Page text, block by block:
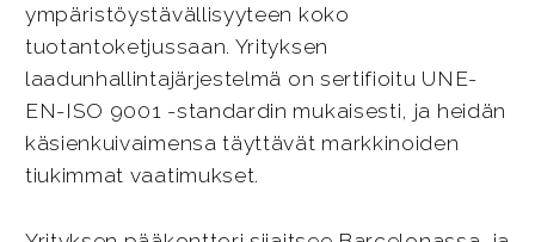
ympäristöystävällisyyteen koko
tuotantoketjussaan. Yrityksen
laadunhallintajärjestelmä on sertifioitu UNE-
EN-ISO 9001 -standardin mukaisesti, ja heidän
käsienkuivaimensa täyttävät markkinoiden
tiukimmat vaatimukset.